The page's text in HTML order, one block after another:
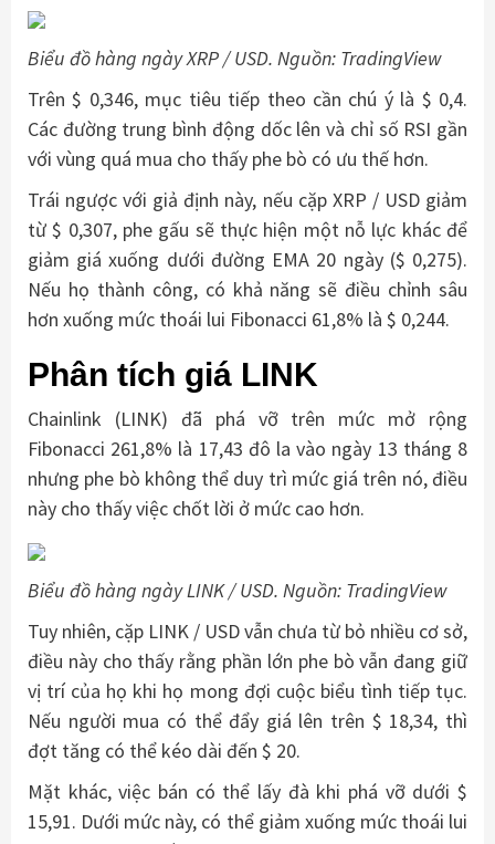
Biểu đồ hàng ngày XRP / USD. Nguồn: TradingView
Trên $ 0,346, mục tiêu tiếp theo cần chú ý là $ 0,4.
Các đường trung bình động dốc lên và chỉ số RSI gần
với vùng quá mua cho thấy phe bò có ưu thế hơn.
Trái ngược với giả định này, nếu cặp XRP / USD giảm
từ $ 0,307, phe gấu sẽ thực hiện một nỗ lực khác để
giảm giá xuống dưới đường EMA 20 ngày ($ 0,275).
Nếu họ thành công, có khả năng sẽ điều chỉnh sâu
hơn xuống mức thoái lui Fibonacci 61,8% là $ 0,244.
Phân tích giá LINK
Chainlink (LINK) đã phá vỡ trên mức mở rộng
Fibonacci 261,8% là 17,43 đô la vào ngày 13 tháng 8
nhưng phe bò không thể duy trì mức giá trên nó, điều
này cho thấy việc chốt lời ở mức cao hơn.
Biểu đồ hàng ngày LINK / USD. Nguồn: TradingView
Tuy nhiên, cặp LINK / USD vẫn chưa từ bỏ nhiều cơ sở,
điều này cho thấy rằng phần lớn phe bò vẫn đang giữ
vị trí của họ khi họ mong đợi cuộc biểu tình tiếp tục.
Nếu người mua có thể đẩy giá lên trên $ 18,34, thì
đợt tăng có thể kéo dài đến $ 20.
Mặt khác, việc bán có thể lấy đà khi phá vỡ dưới $
15,91. Dưới mức này, có thể giảm xuống mức thoái lui